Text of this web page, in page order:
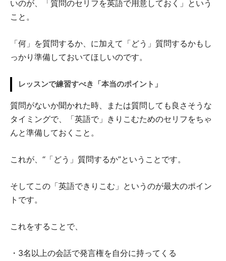
いのが、「質問のセリフを英語で用意しておく」という
こと。
「何」を質問するか、に加えて「どう」質問するかもし
っかり準備しておいてほしいのです。
レッスンで練習すべき「本当のポイント」
質問がないか聞かれた時、または質問しても良さそうな
タイミングで、「英語で」きりこむためのセリフをちゃ
んと準備しておくこと。
これが、“「どう」質問するか”ということです。
そしてこの「英語できりこむ」というのが最大のポイン
トです。
これをすることで、
・3名以上の会話で発言権を自分に持ってくる